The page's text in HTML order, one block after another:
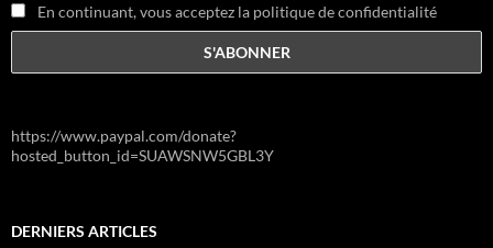
En continuant, vous acceptez la politique de confidentialité
https://www.paypal.com/donate?
hosted_button_id=SUAWSNW5GBL3Y
DERNIERS ARTICLES